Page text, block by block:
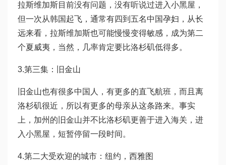
拉斯维加斯目前没有问题，没有听说过进入小黑屋，
但一次从韩国起飞，通常有四到五名中国孕妇，从长
远来看，拉斯维加斯也可能慢慢变得敏感，成为第二
个夏威夷，当然，几率肯定要比洛杉矶低得多。
3.第三集：旧金山
旧金山也有很多中国人，有更多的直飞航班，而且离
洛杉矶很近，所以有更多的母亲从这条路来。事实
上，加州的旧金山并不比洛杉矶更善于进入海关，进
入小黑屋，短暂停留一段时间。
4.第二大受欢迎的城市：纽约，西雅图